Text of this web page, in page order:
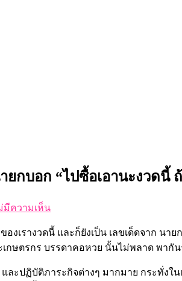
กบอก “ไปซื้อเอานะงวดนี้
มีความเห็น
งเรางวดนี้ และก็ยังเป็น เลขเด็ดจาก น
กษตรกร บรรดาคอหวย นั้นไม่พลาด พากั
ะปฏิบัติภาระกิจต่างๆ มากมาย กระทั่งใ